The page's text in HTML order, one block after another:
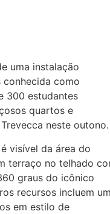
uma instalação
conhecida como
300 estudantes
quartos e
neste outono.
visível da área do
terraço no telhado
graus do icônico
recursos incluem
em estilo de